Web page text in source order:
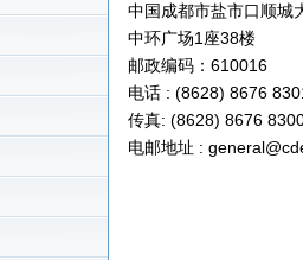
中国成都市盐市口顺城
中环广场1座38楼
邮政编码：610016
电话 : (8628) 8676
传真: (8628) 8676
电邮地址 :